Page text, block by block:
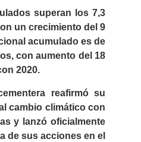
superan los 7,3
un crecimiento del 9
acumulado es de
con aumento del 18
2020.
reafirmó su
cambio climático con
y lanzó oficialmente
de sus acciones en el